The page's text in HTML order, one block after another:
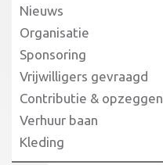
Nieuws
Organisatie
Sponsoring
Vrijwilligers gevraagd
Contributie & opzeggen
Verhuur baan
Kleding